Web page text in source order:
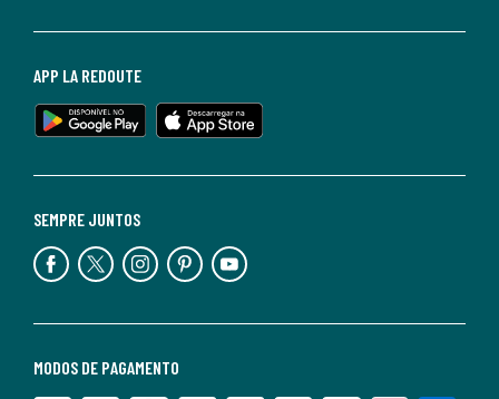
MODOS DE PAGAMENTO
SEMPRE JUNTOS
APP LA REDOUTE